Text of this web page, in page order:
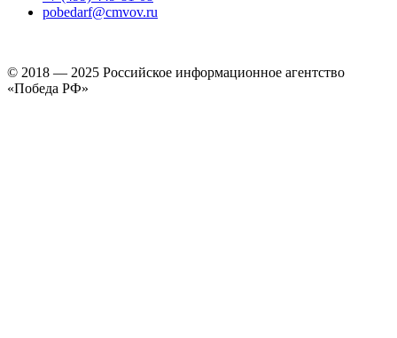
pobedarf@cmvov.ru
© 2018 — 2025 Российское информационное агентство
«Победа РФ»